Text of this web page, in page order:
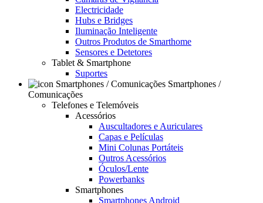
Electricidade
Hubs e Bridges
Iluminação Inteligente
Outros Produtos de Smarthome
Sensores e Detetores
Tablet & Smartphone
Suportes
Smartphones /
Comunicações
Telefones e Telemóveis
Acessórios
Auscultadores e Auriculares
Capas e Películas
Mini Colunas Portáteis
Outros Acessórios
Óculos/Lente
Powerbanks
Smartphones
Smartphones Android